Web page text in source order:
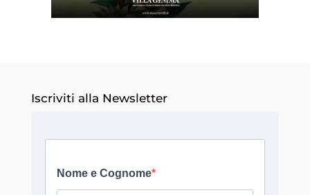
Iscriviti alla Newsletter